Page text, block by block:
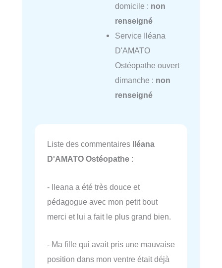
domicile : non
renseigné
Service Iléana
D'AMATO
Ostéopathe ouvert
dimanche : non
renseigné
Liste des commentaires
Iléana
D'AMATO Ostéopathe :
- Ileana a été très douce et
pédagogue avec mon petit bout
merci et lui a fait le plus grand bien.
- Ma fille qui avait pris une mauvaise
position dans mon ventre était déjà